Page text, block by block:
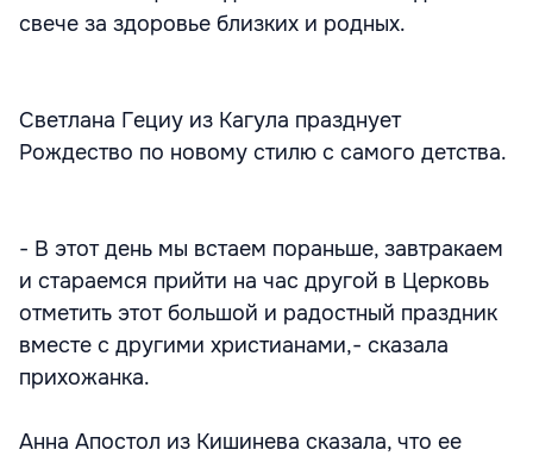
свече за здоровье близких и родных.
Светлана Гециу из Кагула празднует
Рождество по новому стилю с самого детства.
- В этот день мы встаем пораньше, завтракаем
и стараемся прийти на час другой в Церковь
отметить этот большой и радостный праздник
вместе с другими христианами,- сказала
прихожанка.
Анна Апостол из Кишинева сказала, что ее